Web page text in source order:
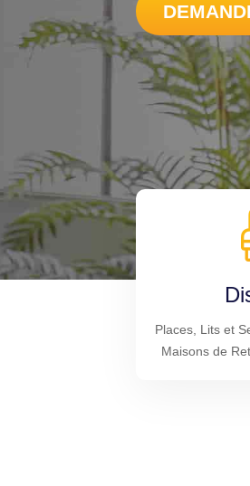
Places, Lits et
Maisons de